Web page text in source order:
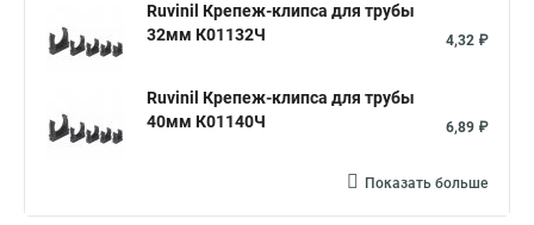
Ruvinil Крепеж-клипса для трубы
32мм К01132Ч
4,32 ₽
Ruvinil Крепеж-клипса для трубы
40мм К01140Ч
6,89 ₽
Показать больше